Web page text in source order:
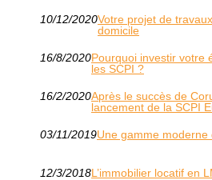
10/12/2020Votre projet de
domicile
16/8/2020Pourquoi investir votre
les SCPI ?
16/2/2020Après le succès de
lancement de la SCPI
03/11/2019Une gamme
12/3/2018L’immobilier locatif en